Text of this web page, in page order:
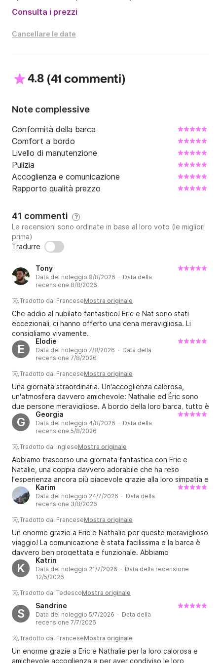
messaggistica Click&Boat; sarò lieto di rispondervi!
Il vostro Capitano Eric e la sua compagna di
Consulta i prezzi
Cancellare le date
4.8 (41 commenti)
Note complessive
Conformità della barca
Comfort a bordo
Livello di manutenzione
Pulizia
Accoglienza e comunicazione
Rapporto qualità prezzo
41 commenti ?
Le recensioni sono ordinate in base al loro voto (le migliori
prima)
Tradurre
Tony
Data del noleggio 8/8/2026 · Data della
recensione 8/8/2026
Tradotto dal FranceseMostra originale
Che addio al nubilato fantastico! Eric e Nat sono stati
eccezionali; ci hanno offerto una cena meravigliosa. Li
consigliamo vivamente.
E
Elodie
Data del noleggio 7/8/2026 · Data della
recensione 7/8/2026
Tradotto dal FranceseMostra originale
Una giornata straordinaria. Un'accoglienza calorosa,
un'atmosfera davvero amichevole: Nathalie ed Éric sono
due persone meravigliose. A bordo della loro barca, tutto è
predisposto per garantire a tutti un'esperienza
indimenticabile. Sono incredibilmente attenti ai bambini.
Nathalie ha preparato con amore succhi di frutta e un
aperitivo per noi. Entrambi si sono presi il tempo di
spiegarci come funziona la barca, hanno insegnato ai
bambini a fare i nodi e si sono assicurati che potessero
nuotare in tutta sicurezza, regalandoci una giornata che
non dimenticheremo facilmente. Non esitate a prenotare;
lo consigliamo al 100%. Grazie a Nathalie ed Éric; torneremo
con piacere. Grazie ancora di tutto.
G
Georgia
Data del noleggio 4/8/2026 · Data della
recensione 5/8/2026
Tradotto dal IngleseMostra originale
Abbiamo trascorso una giornata fantastica con Eric e
Natalie, una coppia davvero adorabile che ha reso
l'esperienza ancora più piacevole grazie alla loro simpatia e
alle tante storie incredibili che hanno raccontato dei loro
viaggi in giro per il mondo sulla loro barca a vela! Grazie ☺️
Karim
Data del noleggio 24/7/2026 · Data della
recensione 3/8/2026
Tradotto dal FranceseMostra originale
Un enorme grazie a Eric e Nathalie per questo meraviglioso
viaggio! La comunicazione è stata facilissima e la barca è
davvero ben progettata e funzionale. Abbiamo
apprezzato molto l'atmosfera rilassata e informale a bordo,
esattamente quello che cercavamo. È stata un'ottima
opportunità per scoprire la costa spagnola, rimasta
selvaggia e bellissima, lontana dalla folla. Grazie ancora a
entrambi per la vostra ospitalità e buon vento per il futuro!
⛵️
K
Katrin
Data del noleggio 21/7/2026 · Data della recensione
12/5/2026
Tradotto dal TedescoMostra originale
S
Sandrine
Data del noleggio 5/7/2026 · Data della
recensione 7/7/2026
Tradotto dal FranceseMostra originale
Un enorme grazie a Eric e Nathalie per la loro calorosa e
amichevole accoglienza e per aver condiviso le loro